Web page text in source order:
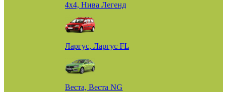
4х4, Нива Легенд
Ларгус, Ларгус FL
Веста, Веста NG